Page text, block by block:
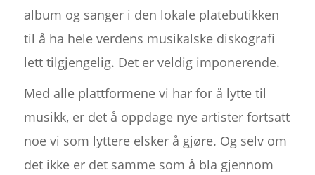
album og sanger i den lokale platebutikken
til å ha hele verdens musikalske diskografi
lett tilgjengelig. Det er veldig imponerende.
Med alle plattformene vi har for å lytte til
musikk, er det å oppdage nye artister fortsatt
noe vi som lyttere elsker å gjøre. Og selv om
det ikke er det samme som å bla gjennom